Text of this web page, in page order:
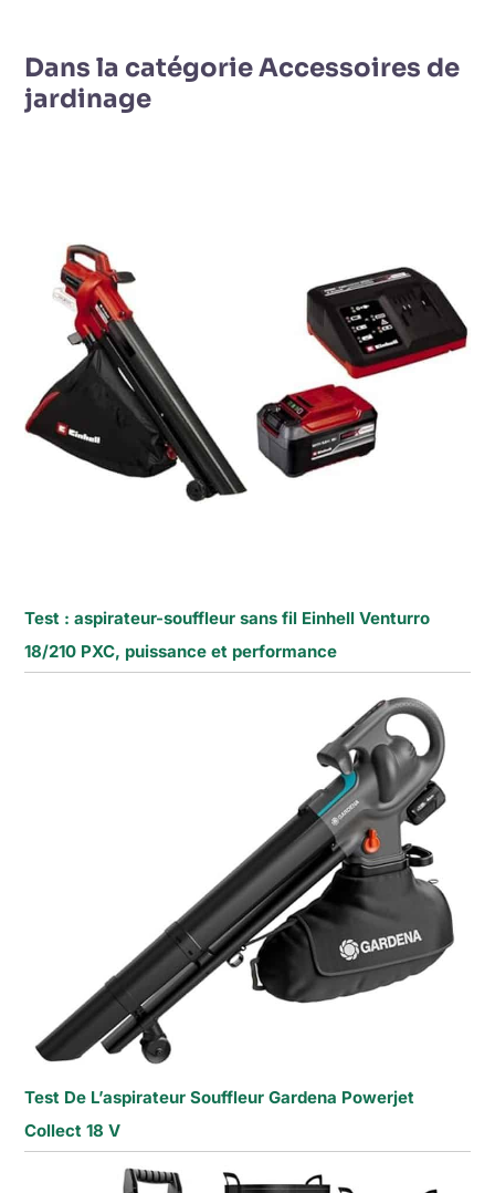
Dans la catégorie Accessoires de
jardinage
Test : aspirateur-souffleur sans fil Einhell Venturro
18/210 PXC, puissance et performance
Test De L’aspirateur Souffleur Gardena Powerjet
Collect 18 V